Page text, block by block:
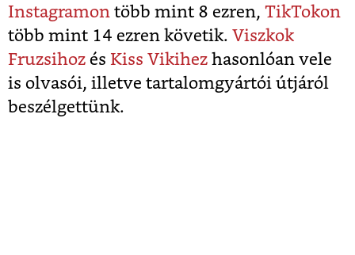
Instagramon több mint 8 ezren, TikTokon
több mint 14 ezren követik. Viszkok
Fruzsihoz és Kiss Vikihez hasonlóan vele
is olvasói, illetve tartalomgyártói útjáról
beszélgettünk.